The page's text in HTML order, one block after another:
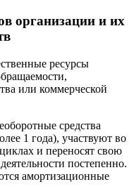
организации и их
ресурсы
или коммерческой
средства
1 года), участвуют во
и переносят свою
постепенно.
амортизационные